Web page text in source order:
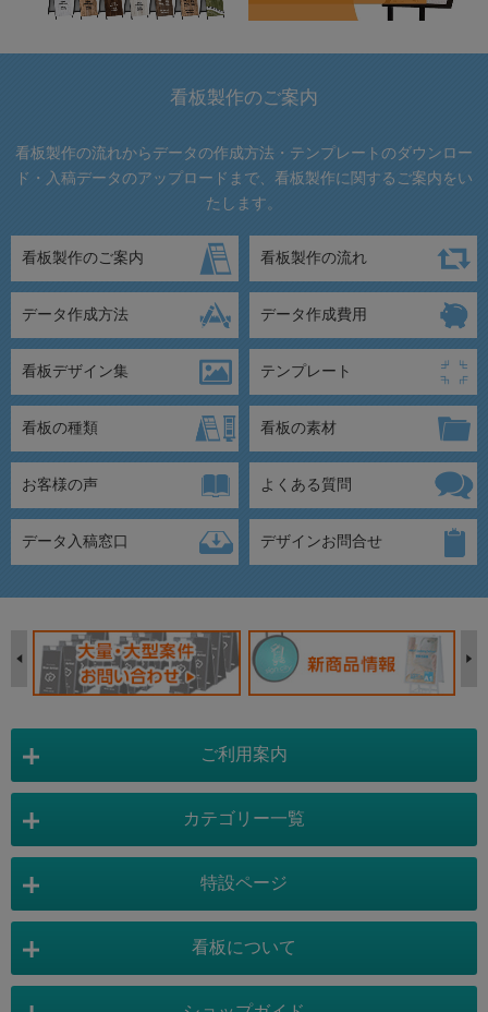
看板製作のご案内
看板製作の流れからデータの作成方法・テンプレートのダウンロー
ド・入稿データのアップロードまで、看板製作に関するご案内をい
たします。
看板製作のご案内 看板製作の流れ
データ作成方法 データ作成費用
看板デザイン集 テンプレート
看板の種類 看板の素材
お客様の声 よくある質問
データ入稿窓口 デザインお問合せ
ご利用案内
店舗詳細情報
運営会社 :株式会社トレード
〒454-0011 愛知県 名古屋市中川区山王4-5-10
カテゴリー一覧
スタンド看板：オプション バナースタンド
特設ページ
看板について